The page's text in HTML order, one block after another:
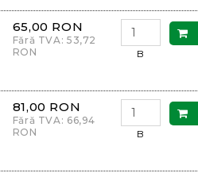
65,00 RON
Fără TVA: 53,72
RON
B
81,00 RON
Fără TVA: 66,94
RON
B